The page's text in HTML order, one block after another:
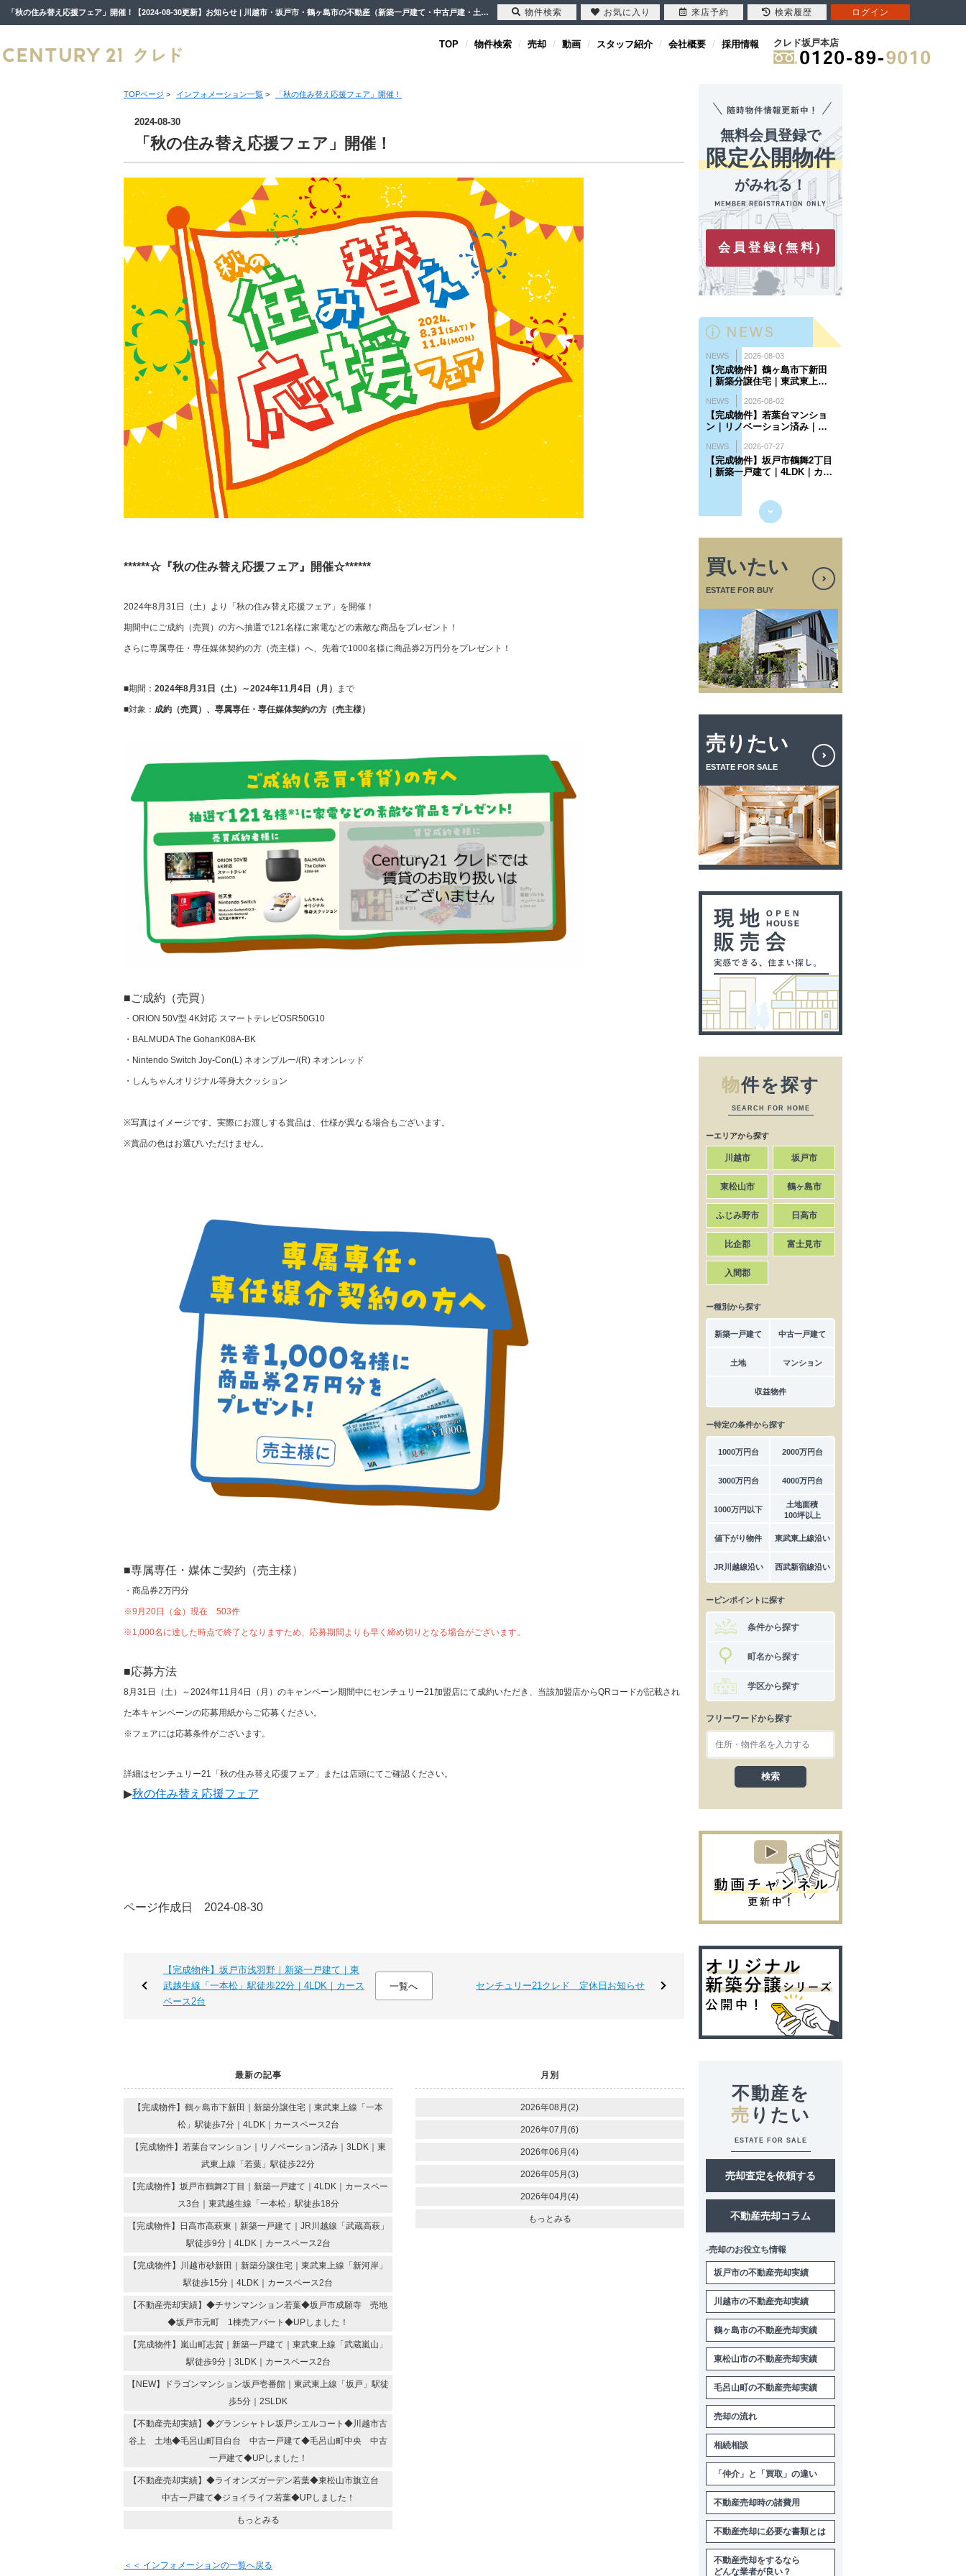
「秋の住み替え応援フェア」開催！【2024-08-30更新】お知らせ | 川越市・坂戸市・鶴ヶ島市の不動産（新築一戸建て・中古戸建・土地・中古マンション）不動産売却はセンチュリー21クレド
TOP 物件検索 売却 動画 スタッフ紹介 会社概要 採用情報 クレド坂戸本店
TOPページ > インフォメーション一覧 > 「秋の住み替え応援フェア」開催！
2024-08-30
「秋の住み替え応援フェア」開催！
******☆『秋の住み替え応援フェア』開催☆******
2024年8月31日（土）より「秋の住み替え応援フェア」を開催！
期間中にご成約（売買）の方へ抽選で121名様に家電などの素敵な商品をプレゼント！
さらに専属専任・専任媒体契約の方（売主様）へ、先着で1000名様に商品券2万円分をプレゼント！
■期間： 2024年8月31日（土）～2024年11月4日（月） まで
■対象： 成約（売買）、専属専任・専任媒体契約の方（売主様）
■ご成約（売買）
・ORION 50V型 4K対応 スマートテレビOSR50G10
・BALMUDA The GohanK08A-BK
・Nintendo Switch Joy-Con(L) ネオンブルー/(R) ネオンレッド
・しんちゃんオリジナル等身大クッション
※写真はイメージです。実際にお渡しする賞品は、仕様が異なる場合もございます。
※賞品の色はお選びいただけません。
■専属専任・媒体ご契約（売主様）
・商品券2万円分
※9月20日（金）現在 503件
※1,000名に達した時点で終了となりますため、応募期間よりも早く締め切りとなる場合がございます。
■応募方法
8月31日（土）～2024年11月4日（月）のキャンペーン期間中にセンチュリー21加盟店にて成約いただき、当該加盟店からQRコードが記載され
た本キャンペーンの応募用紙からご応募ください。
※フェアには応募条件がございます。
詳細はセンチュリー21「秋の住み替え応援フェア」または店頭にてご確認ください。
▶秋の住み替え応援フェア
ページ作成日 2024-08-30
【完成物件】坂戸市浅羽野｜新築一戸建て｜東
武越生線「一本松」駅徒歩22分｜4LDK｜カース
ペース2台
一覧へ センチュリー21クレド 定休日お知らせ
最新の記事
【完成物件】鶴ヶ島市下新田｜新築分譲住宅｜東武東上線「一本
松」駅徒歩7分｜4LDK｜カースペース2台
【完成物件】若葉台マンション｜リノベーション済み｜3LDK｜東
武東上線「若葉」駅徒歩22分
【完成物件】坂戸市鶴舞2丁目｜新築一戸建て｜4LDK｜カースペー
ス3台｜東武越生線「一本松」駅徒歩18分
【完成物件】日高市高萩東｜新築一戸建て｜JR川越線「武蔵高萩」
駅徒歩9分｜4LDK｜カースペース2台
【完成物件】川越市砂新田｜新築分譲住宅｜東武東上線「新河岸」
駅徒歩15分｜4LDK｜カースペース2台
【不動産売却実績】◆チサンマンション若葉◆坂戸市成願寺 売地
◆坂戸市元町 1棟売アパート◆UPしました！
【完成物件】嵐山町志賀｜新築一戸建て｜東武東上線「武蔵嵐山」
駅徒歩9分｜3LDK｜カースペース2台
【NEW】ドラゴンマンション坂戸壱番館｜東武東上線「坂戸」駅徒
歩5分｜2SLDK
【不動産売却実績】◆グランシャトレ坂戸シエルコート◆川越市古
谷上 土地◆毛呂山町目白台 中古一戸建て◆毛呂山町中央 中古
一戸建て◆UPしました！
【不動産売却実績】◆ライオンズガーデン若葉◆東松山市旗立台
中古一戸建て◆ジョイライフ若葉◆UPしました！
もっとみる
月別
2026年08月(2)
2026年07月(6)
2026年06月(4)
2026年05月(3)
2026年04月(4)
もっとみる
＜＜ インフォメーションの一覧へ戻る
無料会員登録で
限定公開物件
がみれる！
会員登録(無料)
買いたい
ESTATE FOR BUY
売りたい
ESTATE FOR SALE
物件を探す
SEARCH FOR HOME
ーエリアから探す
川越市 坂戸市
東松山市 鶴ヶ島市
ふじみ野市 日高市
比企郡 富士見市
入間郡
ー種別から探す
新築一戸建て 中古一戸建て
土地 マンション
収益物件
ー特定の条件から探す
1000万円台 2000万円台
3000万円台 4000万円台
1000万円以下
土地面積
100坪以上
値下がり物件 東武東上線沿い
JR川越線沿い 西武新宿線沿い
ーピンポイントに探す
条件から探す
町名から探す
学区から探す
フリーワードから探す
不動産を
売 りたい
ESTATE FOR SALE
売却査定を依頼する
不動産売却コラム
-売却のお役立ち情報
坂戸市の不動産売却実績
川越市の不動産売却実績
鶴ヶ島市の不動産売却実績
東松山市の不動産売却実績
毛呂山町の不動産売却実績
売却の流れ
相続相談
「仲介」と「買取」の違い
不動産売却時の諸費用
不動産売却に必要な書類とは
不動産売却をするなら
どんな業者が良い？
物件検索 お気に入り 来店予約 検索履歴 ログイン